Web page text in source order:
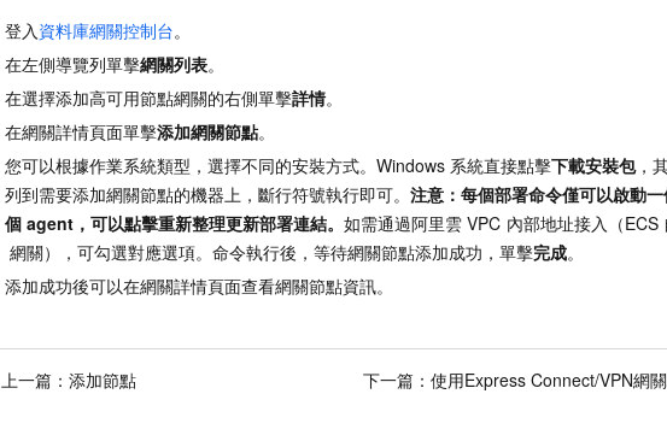
登入資料庫網關控制台。
在左側導覽列單擊網關列表。
在選擇添加高可用節點網關的右側單擊詳情。
在網關詳情頁面單擊添加網關節點。
您可以根據作業系統類型，選擇不同的安裝方式。Windows 系統直接點擊下載安裝包，
列到需要添加網關節點的機器上，斷行符號執行即可。 注意：每個部署命令僅可以啟動
個 agent，可以點擊重新整理更新部署連結。如需通過阿里雲 VPC 內部地址接入（ECS
網關），可勾選對應選項。命令執行後，等待網關節點添加成功，單擊完成。
添加成功後可以在網關詳情頁面查看網關節點資訊。
上一篇： 添加節點 下一篇： 使用Express Connect/VPN網